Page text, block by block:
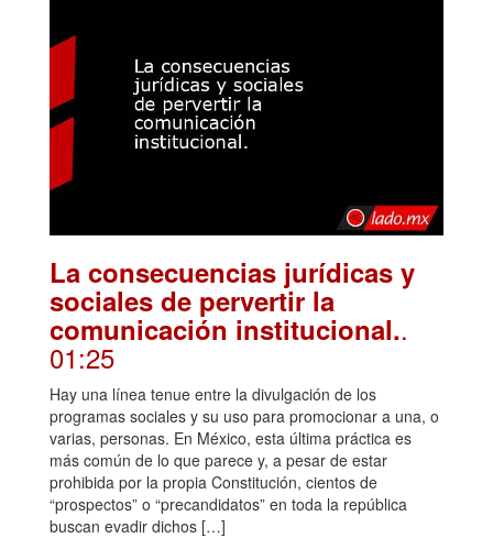
La consecuencias jurídicas y
sociales de pervertir la
comunicación institucional..
01:25
Hay una línea tenue entre la divulgación de los
programas sociales y su uso para promocionar a una, o
varias, personas. En México, esta última práctica es
más común de lo que parece y, a pesar de estar
prohibida por la propia Constitución, cientos de
“prospectos” o “precandidatos” en toda la república
buscan evadir dichos […]